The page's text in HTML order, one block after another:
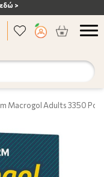
>
Macrogol Adults 3350